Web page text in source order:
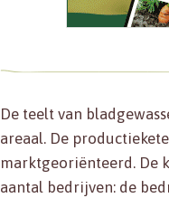
De teelt van
areaal. De
marktgeoriënteerd. De
aantal bedrijven: de